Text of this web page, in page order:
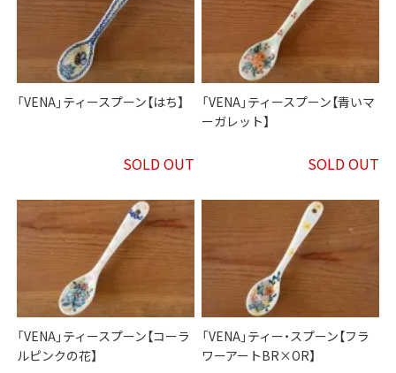
「VENA」ティースプーン【はち】
SOLD OUT
「VENA」ティースプーン【青いマ
ーガレット】
SOLD OUT
「VENA」ティースプーン【コーラ
ルピンクの花】
「VENA」ティー・スプーン【フラ
ワーアートBR×OR】